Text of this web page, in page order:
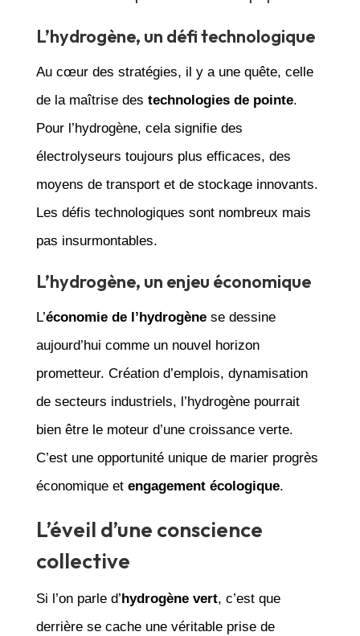
L’hydrogène, un défi technologique
Au cœur des stratégies, il y a une quête, celle
de la maîtrise des technologies de pointe.
Pour l’hydrogène, cela signifie des
électrolyseurs toujours plus efficaces, des
moyens de transport et de stockage innovants.
Les défis technologiques sont nombreux mais
pas insurmontables.
L’hydrogène, un enjeu économique
L’économie de l’hydrogènese dessine
aujourd’hui comme un nouvel horizon
prometteur. Création d’emplois, dynamisation
de secteurs industriels, l’hydrogène pourrait
bien être le moteur d’une croissance verte.
C’est une opportunité unique de marier progrès
économique et engagement écologique.
L’éveil d’une conscience
collective
Si l’on parle d’hydrogène vert, c’est que
derrière se cache une véritable prise de